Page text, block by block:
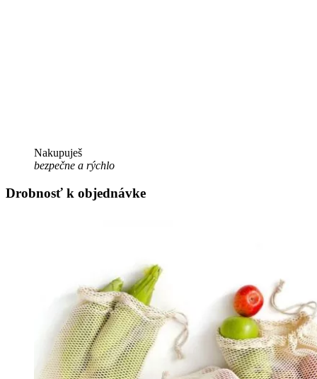
Nakupuješ
bezpečne a rýchlo
Drobnosť k objednávke